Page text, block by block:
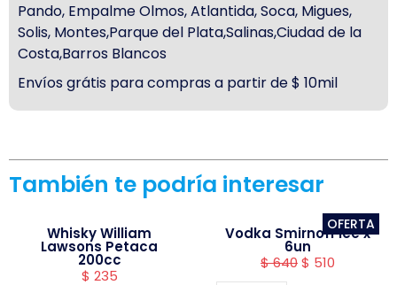
Pando, Empalme Olmos, Atlantida, Soca, Migues,
Solis, Montes,Parque del Plata,Salinas,Ciudad de la
Costa,Barros Blancos
Envíos grátis para compras a partir de $ 10mil
También te podría interesar
Whisky William
Lawsons Petaca
200cc
$ 235
OFERTA
Vodka Smirnoff ice x
6un
$640$ 510